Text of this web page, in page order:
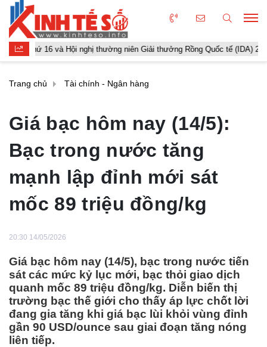
Hội nghị thường niên Giải thưởng Rồng Quốc tế (IDA) 2026 được tổ
Trang chủ Tài chính - Ngân hàng
Giá bạc hôm nay (14/5):
Bạc trong nước tăng
mạnh lập đỉnh mới sát
mốc 89 triệu đồng/kg
20:30 14/05/2026
Giá bạc hôm nay (14/5), bạc trong nước tiến
sát các mức kỷ lục mới, bạc thỏi giao dịch
quanh mốc 89 triệu đồng/kg. Diễn biến thị
trường bạc thế giới cho thấy áp lực chốt lời
đang gia tăng khi giá bạc lùi khỏi vùng đỉnh
gần 90 USD/ounce sau giai đoạn tăng nóng
liên tiếp.